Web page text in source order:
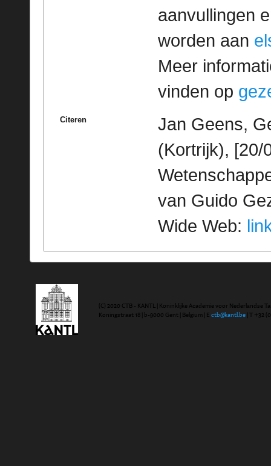
aanvullingen
worden aan
Meer
vinden op
Citeren
Jan Geens,
(Kortrijk), [20/
van Guido
Wide Web:
(C) 2020 CTB - KANTL | Koninklijke Academie voor Nederlandse
Koningstraat 18 | b-9000 Gent | Belgium | E ctb@kantl.be | T +32